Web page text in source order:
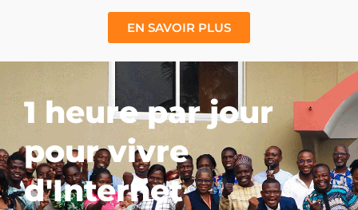
EN SAVOIR PLUS
1 heure par jour
pour vivre
d'Internet